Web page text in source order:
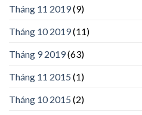
Tháng 11 2019(9)
Tháng 10 2019(11)
Tháng 9 2019(63)
Tháng 11 2015 (1)
Tháng 10 2015 (2)